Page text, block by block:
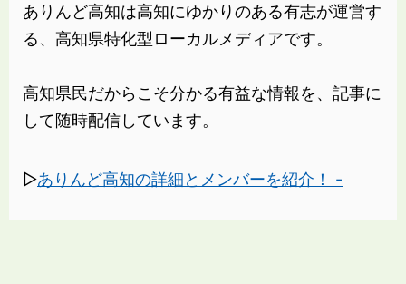
ありんど高知は高知にゆかりのある有志が運営す
る、高知県特化型ローカルメディアです。
高知県民だからこそ分かる有益な情報を、記事に
して随時配信しています。
▷ありんど高知の詳細とメンバーを紹介！ -